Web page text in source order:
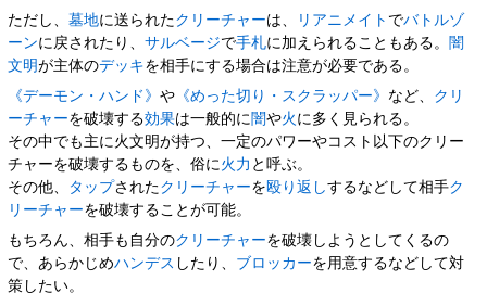
ただし、墓地に送られたクリーチャーは、 リアニメイト でバトルゾ
ーンに戻されたり、サルベージで手札に加えられることもある。 闇
文明が主体のデッキを相手にする場合は注意が必要である。
《デーモン・ハンド》や 《めった切り・スクラッパー》 など、 クリ
ーチャーを破壊する効果は一般的に 闇や火 に多く見られる。
その中でも主に火文明が持つ、一定のパワーやコスト以下のクリー
チャーを破壊するものを、俗に 火力 と呼ぶ。
その他、
タップされたクリーチャーを殴り返しするなどして相手ク
リーチャーを破壊することが可能。
もちろん、相手も自分のクリーチャーを破壊しようとしてくるの
で、あらかじめハンデス したり、 ブロッカーを用意するなどして対
策したい。